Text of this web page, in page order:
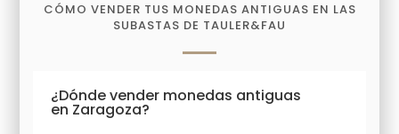
CÓMO VENDER TUS MONEDAS ANTIGUAS EN LAS
SUBASTAS DE TAULER&FAU
¿Dónde vender monedas antiguas
en Zaragoza?